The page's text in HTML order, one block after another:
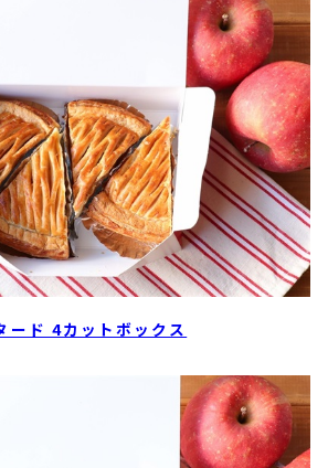
ード 4カットボックス